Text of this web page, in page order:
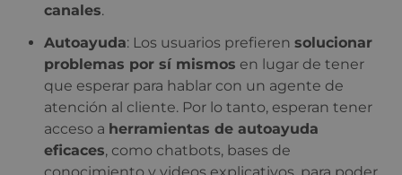
canales.
Autoayuda: Los usuarios prefieren solucionar
problemas por sí mismos en lugar de tener
que esperar para hablar con un agente de
atención al cliente. Por lo tanto, esperan tener
acceso a herramientas de autoayuda
eficaces, como chatbots, bases de